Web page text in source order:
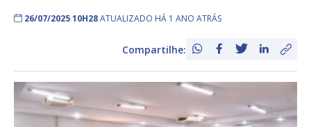
26/07/2025 10H28ATUALIZADO HÁ 1 ANO ATRÁS
Compartilhe: